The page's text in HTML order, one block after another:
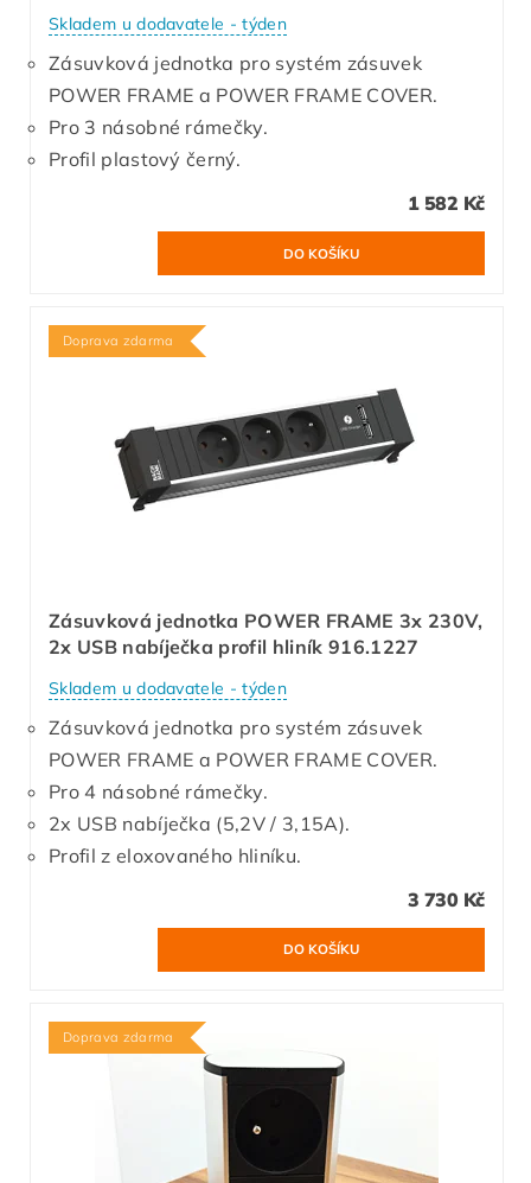
Skladem u dodavatele - týden
Zásuvková jednotka pro systém zásuvek
POWER FRAME a POWER FRAME COVER.
Pro 3 násobné rámečky.
Profil plastový černý.
1 582 Kč
Doprava zdarma
Zásuvková jednotka POWER FRAME 3x 230V,
2x USB nabíječka profil hliník 916.1227
Skladem u dodavatele - týden
Zásuvková jednotka pro systém zásuvek
POWER FRAME a POWER FRAME COVER.
Pro 4 násobné rámečky.
2x USB nabíječka (5,2V / 3,15A).
Profil z eloxovaného hliníku.
3 730 Kč
Doprava zdarma